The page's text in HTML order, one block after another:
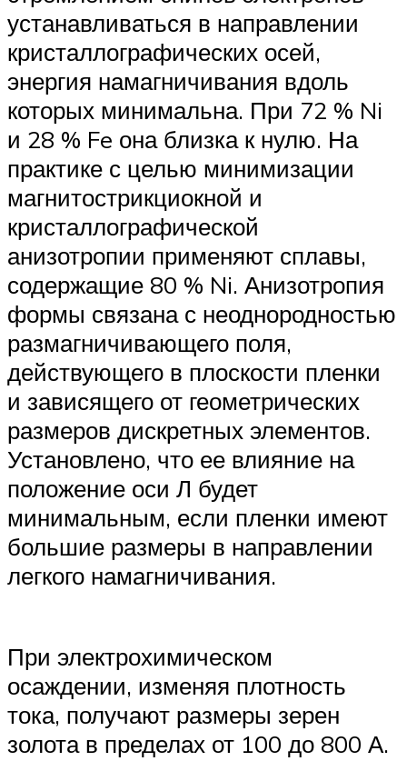
устанавливаться в направлении
кристаллографических осей,
энергия намагничивания вдоль
которых минимальна. При 72 % Ni
и 28 % Fe она близка к нулю. На
практике с целью минимизации
магнитострикциокной и
кристаллографической
анизотропии применяют сплавы,
содержащие 80 % Ni. Анизотропия
формы связана с неоднородностью
размагничивающего поля,
действующего в плоскости пленки
и зависящего от геометрических
размеров дискретных элементов.
Установлено, что ее влияние на
положение оси Л будет
минимальным, если пленки имеют
большие размеры в направлении
легкого намагничивания.
При электрохимическом
осаждении, изменяя плотность
тока, получают размеры зерен
золота в пределах от 100 до 800 А.